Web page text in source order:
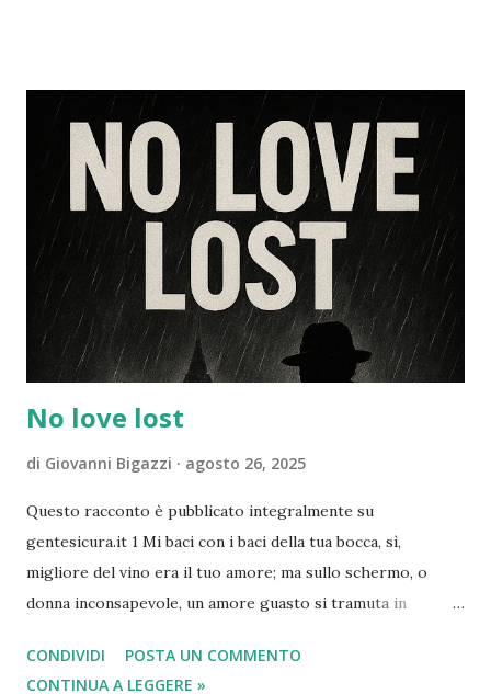
protezione dei dati personali (UE) 2016/679. Diciamo
subito che entrambe sono figure che operano nell'ambito
della sicurezza dei dati, con ruoli distinti ma
complementari. Ecco una panoramica di ciascun ruolo e
delle loro possibili interazioni. Ruolo del CISO: Il CISO è
responsabile della sicurezza delle informazioni e dei
sistemi aziendali. Si occupa della gestione dei rischi legati
alla sicurezza informatica, della...
No love lost
di Giovanni Bigazzi agosto 26, 2025
Questo racconto è pubblicato integralmente su
gentesicura.it 1 Mi baci con i baci della tua bocca, sì,
migliore del vino era il tuo amore; ma sullo schermo, o
donna inconsapevole, un amore guasto si tramuta in
spande è il tuo nome, per questo le figlie di Gerusalemme
CONDIVIDI
POSTA UN COMMENTO
CONTINUA A LEGGERE »